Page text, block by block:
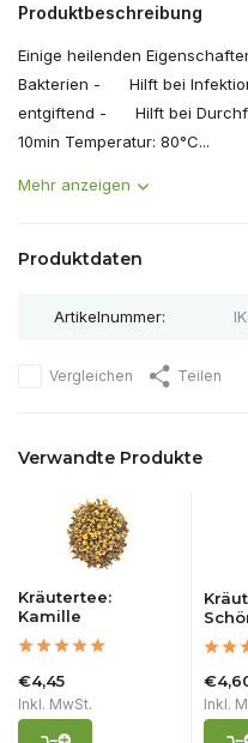
Produktbeschreibung
Einige heilenden
Bakterien - Hilft bei
entgiftend - Hilft bei
10min Temperatur: 80°C...
Mehr anzeigen
Produktdaten
Artikelnummer:
Vergleichen Teilen
Verwandte Produkte
Kräutertee:
Kamille
€4,45
Inkl. MwSt. Inkl.